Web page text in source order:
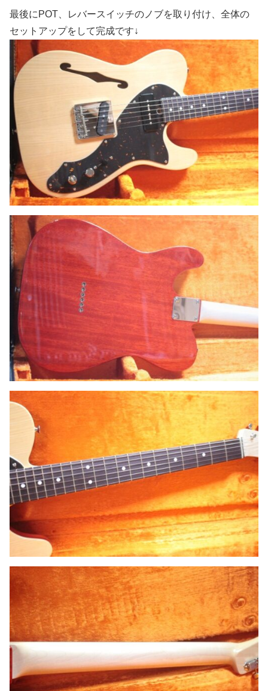
最後にPOT、レバースイッチのノブを取り付け、全体の
セットアップをして完成です↓